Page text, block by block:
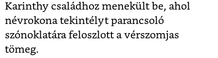
Karinthy családhoz menekült be, ahol
névrokona tekintélyt parancsoló
szónoklatára feloszlott a vérszomjas
tömeg.